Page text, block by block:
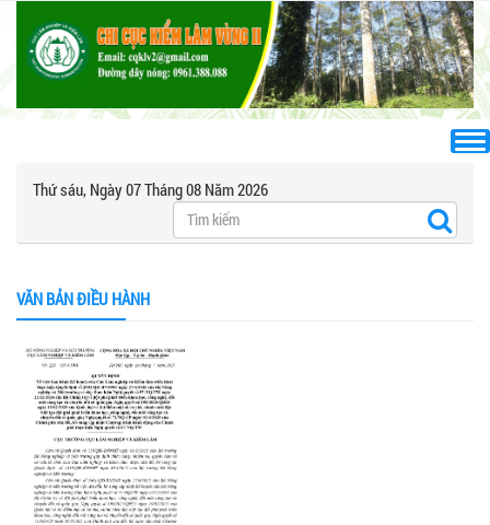
Thứ sáu, Ngày 07 Tháng 08 Năm 2026
VĂN BẢN ĐIỀU HÀNH